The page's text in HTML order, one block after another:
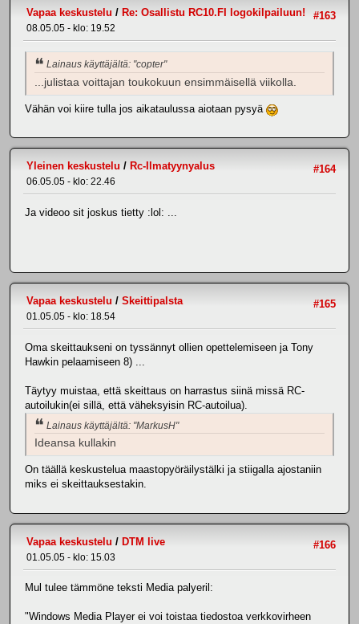
#163
Vapaa keskustelu / Re: Osallistu RC10.FI logokilpailuun!
08.05.05 - klo: 19.52
Lainaus käyttäjältä: "copter"
...julistaa voittajan toukokuun ensimmäisellä viikolla.
Vähän voi kiire tulla jos aikataulussa aiotaan pysyä
#164
Yleinen keskustelu / Rc-Ilmatyynyalus
06.05.05 - klo: 22.46
Ja videoo sit joskus tietty :lol: ...
#165
Vapaa keskustelu / Skeittipalsta
01.05.05 - klo: 18.54
Oma skeittaukseni on tyssännyt ollien opettelemiseen ja Tony
Hawkin pelaamiseen 8) ...
Täytyy muistaa, että skeittaus on harrastus siinä missä RC-
autoilukin(ei sillä, että väheksyisin RC-autoilua).
Lainaus käyttäjältä: "MarkusH"
Ideansa kullakin
On täällä keskustelua maastopyöräilystälki ja stiigalla ajostaniin
miks ei skeittauksestakin.
#166
Vapaa keskustelu / DTM live
01.05.05 - klo: 15.03
Mul tulee tämmöne teksti Media palyeril:
"Windows Media Player ei voi toistaa tiedostoa verkkovirheen